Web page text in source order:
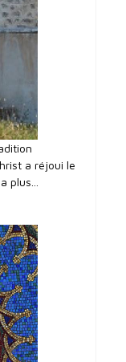
a réjoui le